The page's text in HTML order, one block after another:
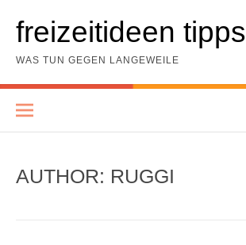
contentfreizeitideen tipps
WAS TUN GEGEN LANGEWEILE
AUTHOR: RUGGI